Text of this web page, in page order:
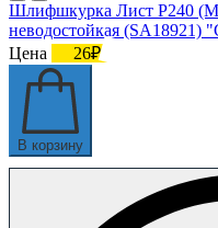
Шлифшкурка Лист Р240
неводостойкая (SA18921)
Цена
26₽
В корзину